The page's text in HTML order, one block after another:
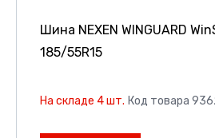
Шина NEXEN WINGUARD
185/55R15
На складе 4 шт. Код товара